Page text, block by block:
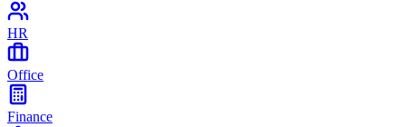
HR
Office
Finance